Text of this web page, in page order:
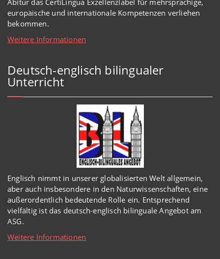
Abitur das CertiLingua Exzellenzlabel für mehrsprachige,
europäische und internationale Kompetenzen verliehen
bekommen.
Weitere Informationen
Deutsch-englisch bilingualer
Unterricht
Englisch nimmt in unserer globalisierten Welt allgemein,
aber auch insbesondere in den Naturwissenschaften, eine
außerordentlich bedeutende Rolle ein. Entsprechend
vielfältig ist das deutsch-englisch bilinguale Angebot am
ASG.
Weitere Informationen